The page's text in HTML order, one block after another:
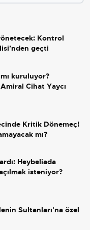
Kontrol
geçti
kuruluyor?
Cihat Yaycı
Kritik Dönemeç!
mı?
Heybeliada
isteniyor?
Sultanları'na özel